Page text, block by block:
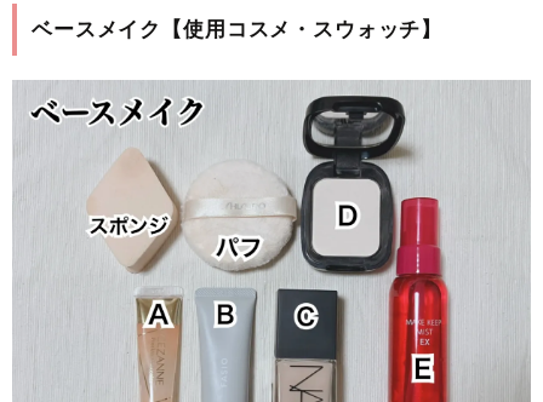
ベースメイク【使用コスメ・スウォッチ】